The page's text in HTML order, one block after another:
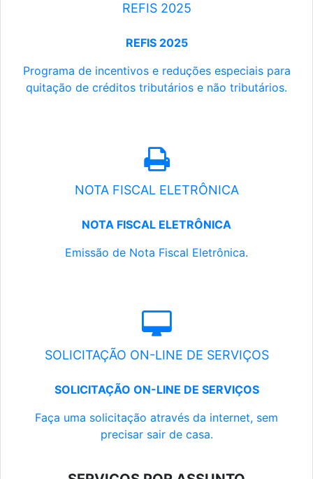
REFIS 2025
REFIS 2025
Programa de incentivos e reduções especiais para
quitação de créditos tributários e não tributários.
NOTA FISCAL ELETRÔNICA
NOTA FISCAL ELETRÔNICA
Emissão de Nota Fiscal Eletrônica.
SOLICITAÇÃO ON-LINE DE SERVIÇOS
SOLICITAÇÃO ON-LINE DE SERVIÇOS
Faça uma solicitação através da internet, sem
precisar sair de casa.